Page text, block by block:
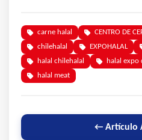
carne halal
CENTRO DE
chilehalal
EXPOHALAL
halal chilehalal
halal expo
halal meat
← Artículo